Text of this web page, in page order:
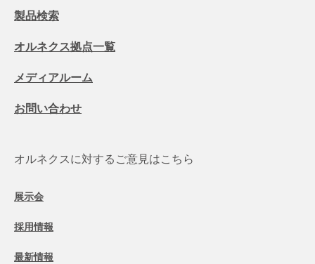
製品検索
オルネクス拠点一覧
メディアルーム
お問い合わせ
オルネクスに対するご意見はこちら
展示会
採用情報
最新情報